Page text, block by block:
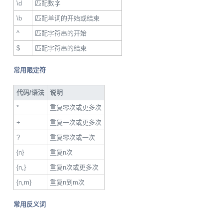
\d
匹配数字
\b
匹配单词的开始或结束
^
匹配字符串的开始
$
匹配字符串的结束
常用限定符
代码/语法
说明
*
重复零次或更多次
+
重复一次或更多次
?
重复零次或一次
{n}
重复n次
{n,}
重复n次或更多次
{n,m}
重复n到m次
常用反义词